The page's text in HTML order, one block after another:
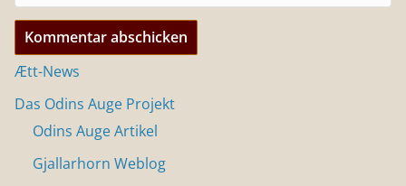
Ætt-News
Das Odins Auge Projekt
Odins Auge Artikel
Gjallarhorn Weblog